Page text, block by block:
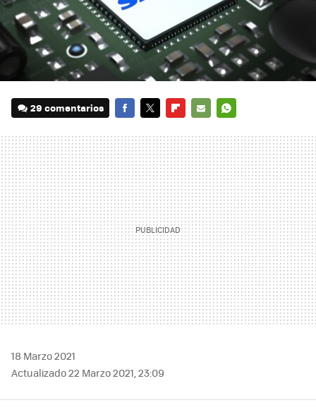
29 comentarios
MAIL
18 Marzo 2021
Actualizado 22 Marzo 2021, 23:09